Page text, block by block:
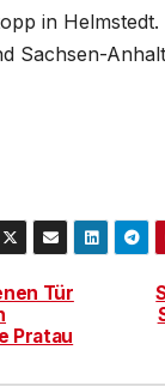
in Helmstedt.
Sachsen-
Tür
Pratau